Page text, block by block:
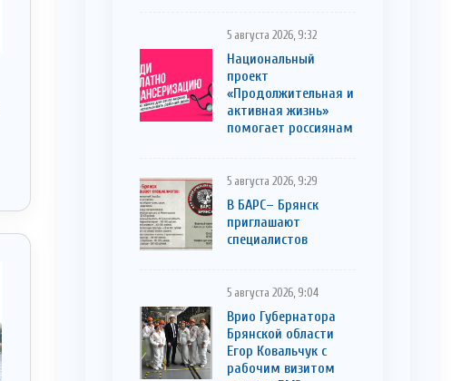
5 августа 2026, 9:32
Национальный
проект
«Продолжительная и
активная жизнь»
помогает россиянам
5 августа 2026, 9:29
В БАРС– Брянcк
приглaшают
cпециaлистoв
5 августа 2026, 9:04
Врио Губернатора
Брянской области
Егор Ковальчук с
рабочим визитом